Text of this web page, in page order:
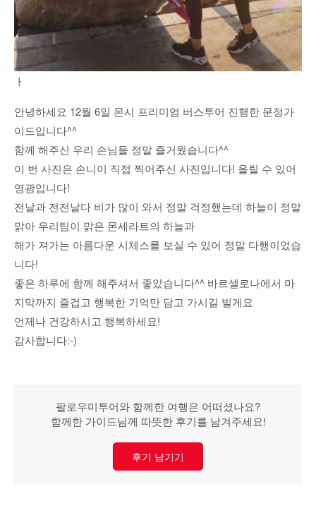
ㅏ
안녕하세요 12월 6일 몬시 프리미엄 버스투어 진행한 문정가
이드입니다^^
함께 해주신 우리 손님들 정말 즐거웠습니다^^
이 번 사진은 손니이 직접 찍어주신 사진입니다! 올릴 수 있어
영광입니다!
전날과 전전날다 비가 많이 와서 정말 걱정했는데 하늘이 정말
맑아 우리팀이 맑은 몬세라트의 하늘과
해가 져가는 아름다운 시체스를 보실 수 있어 정말 다행이었습
니다!
좋은 하루에 함께 해주셔서 좋았습니다^^ 바르셀로나에서 마
지막까지 즐겁고 행복한 기억만 담고 가시길 빌게요
언제나 건강하시고 행복하세요!
감사합니다:-)
팔로우미투어와 함께한 여행은 어떠셨나요?
함께한 가이드님께 따뜻한 후기를 남겨주세요!
후기 남기기